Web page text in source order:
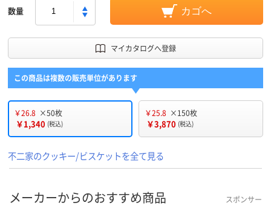
数量 カゴへ
マイカタログへ登録
この商品は複数の販売単位があります
￥26.8 ×50枚
￥1,340 (税込)
￥25.8 ×150枚
￥3,870 (税込)
不二家のクッキー/ビスケットを全て見る
メーカーからのおすすめ商品 スポンサー